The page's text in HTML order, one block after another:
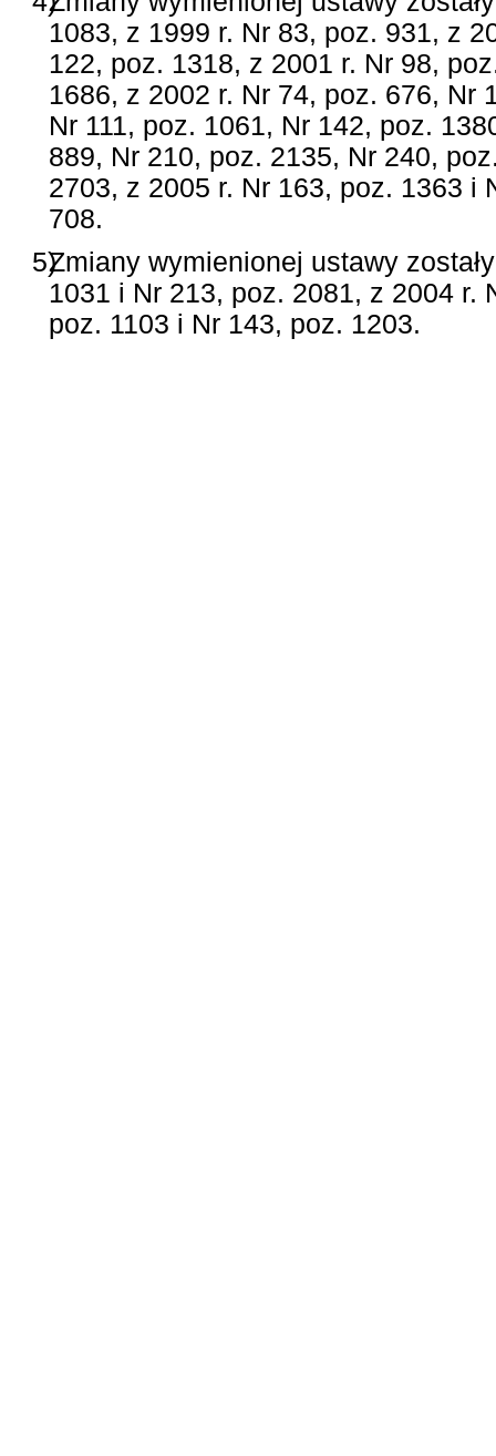
1083, z 1999 r. Nr 83, poz. 931, z
122, poz. 1318, z 2001 r. Nr 98,
1686, z 2002 r. Nr 74, poz. 676, Nr
Nr 111, poz. 1061, Nr 142, poz.
889, Nr 210, poz. 2135, Nr 240,
2703, z 2005 r. Nr 163, poz. 1363 i
708.
5)Zmiany wymienionej ustawy
1031 i Nr 213, poz. 2081, z 2004 r.
poz. 1103 i Nr 143, poz. 1203.